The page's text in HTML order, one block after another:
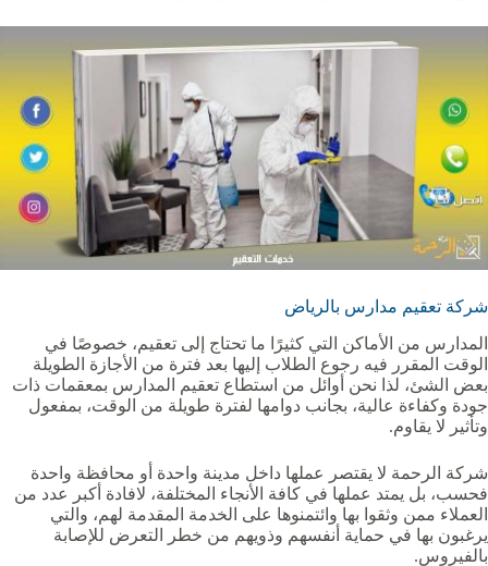
شركة تعقيم مدارس بالرياض
المدارس من الأماكن التي كثيرًا ما تحتاج إلى تعقيم، خصوصًا في
الوقت المقرر فيه رجوع الطلاب إليها بعد فترة من الأجازة الطويلة
بعض الشئ، لذا نحن أوائل من استطاع تعقيم المدارس بمعقمات ذات
جودة وكفاءة عالية، بجانب دوامها لفترة طويلة من الوقت، بمفعول
وتأثير لا يقاوم.
شركة الرحمة لا يقتصر عملها داخل مدينة واحدة أو محافظة واحدة
فحسب، بل يمتد عملها في كافة الأنجاء المختلفة، لافادة أكبر عدد من
العملاء ممن وثقوا بها وائتمنوها على الخدمة المقدمة لهم، والتي
يرغبون بها في حماية أنفسهم وذويهم من خطر التعرض للإصابة
بالفيروس.